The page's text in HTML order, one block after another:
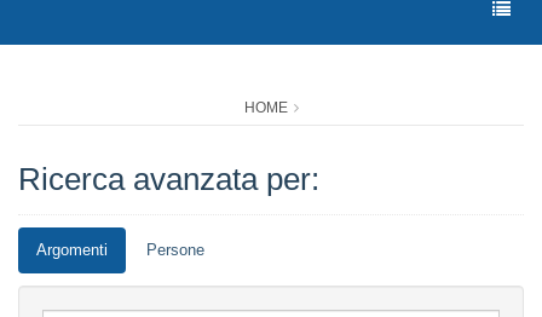
HOME
Ricerca avanzata per:
Argomenti Persone